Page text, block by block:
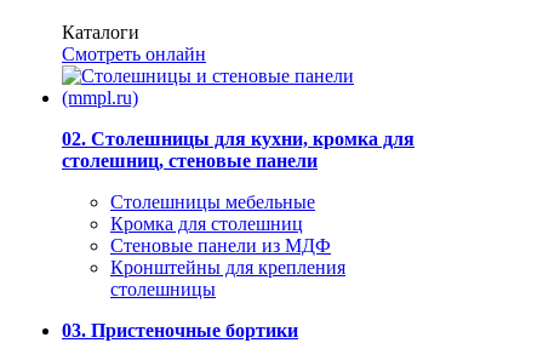
Каталоги
Смотреть онлайн
02. Столешницы для кухни, кромка для
столешниц, стеновые панели
Столешницы мебельные
Кромка для столешниц
Стеновые панели из МДФ
Кронштейны для крепления
столешницы
03. Пристеночные бортики